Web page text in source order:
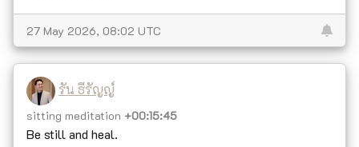
27 May 2026, 08:02 UTC
รัน ธีรัญญ์
sitting meditation +00:15:45
Be still and heal.